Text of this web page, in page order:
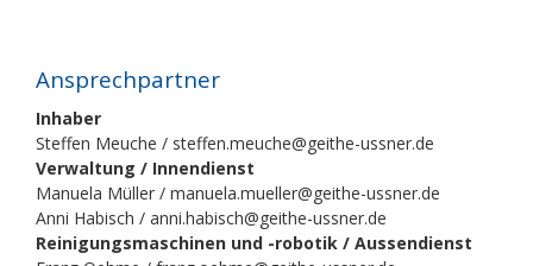
Ansprechpartner
Inhaber
Steffen Meuche / steffen.meuche@geithe-ussner.de
Verwaltung / Innendienst
Manuela Müller / manuela.mueller@geithe-ussner.de
Anni Habisch / anni.habisch@geithe-ussner.de
Reinigungsmaschinen und -robotik / Aussendienst